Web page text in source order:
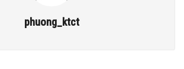
phuong_ktct